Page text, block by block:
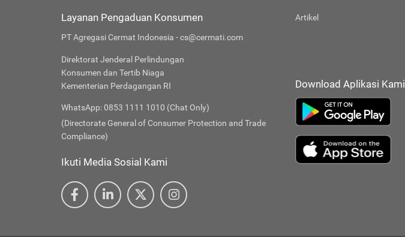
Layanan Pengaduan Konsumen
PT Agregasi Cermat Indonesia - cs@cermati.com
Direktorat Jenderal Perlindungan
Konsumen dan Tertib Niaga
Kementerian Perdagangan RI
WhatsApp: 0853 1111 1010 (Chat Only)
(Directorate General of Consumer Protection and Trade
Compliance)
Ikuti Media Sosial Kami
Artikel
Download Aplikasi Kami